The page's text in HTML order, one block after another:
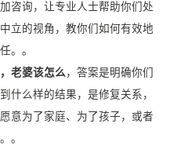
咨询，让专业人士帮助你们处
立的视角，教你们如何有效地
。。
老婆该怎么 ，答案是明确你们
什么样的结果，是修复关系，
意为了家庭、为了孩子，或者
。